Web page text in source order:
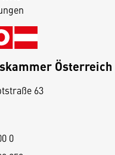
Österreich
63
0